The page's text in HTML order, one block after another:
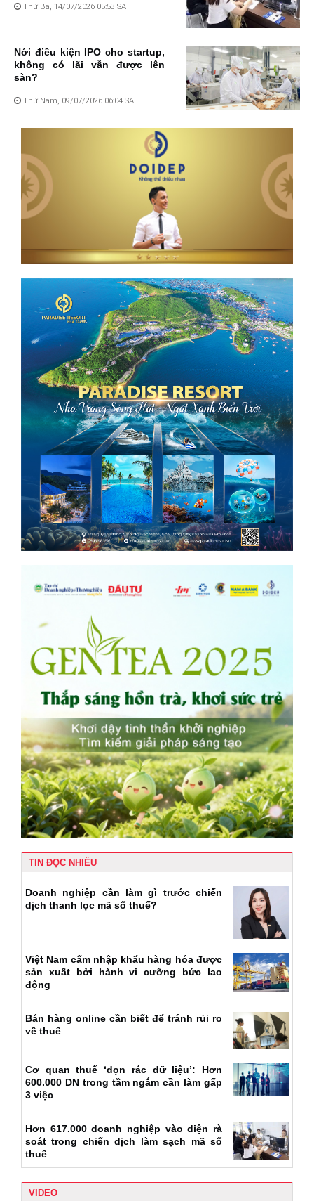
Thứ Ba, 14/07/2026 05:53 SA
Nới điều kiện IPO cho startup,
không có lãi vẫn được lên
sàn?
Thứ Năm, 09/07/2026 06:04 SA
TIN ĐỌC NHIỀU
Doanh nghiệp cần làm gì trước chiến
dịch thanh lọc mã số thuế?
Việt Nam cấm nhập khẩu hàng hóa được
sản xuất bởi hành vi cưỡng bức lao
động
Bán hàng online cần biết để tránh rủi ro
về thuế
Cơ quan thuế ‘dọn rác dữ liệu’: Hơn
600.000 DN trong tầm ngắm cần làm gấp
3 việc
Hơn 617.000 doanh nghiệp vào diện rà
soát trong chiến dịch làm sạch mã số
thuế
VIDEO